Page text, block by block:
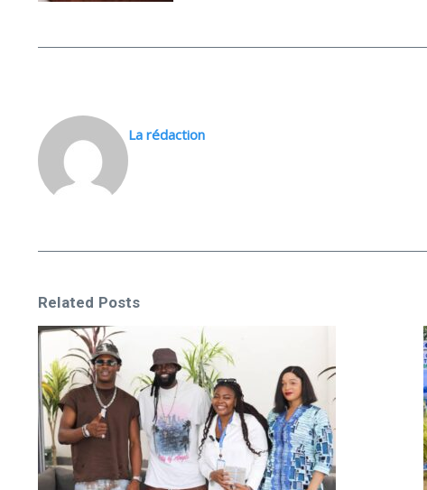
La rédaction
Related Posts